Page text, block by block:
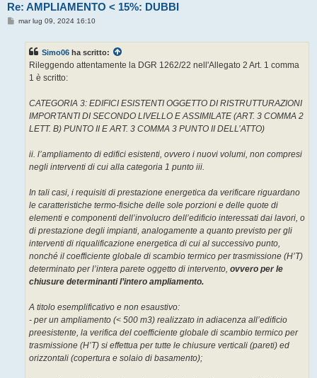
Re: AMPLIAMENTO < 15%: DUBBI
Mmar lug 09, 2024 16:10
Simo06 ha scritto:
Rileggendo attentamente la DGR 1262/22 nell'Allegato 2 Art. 1 comma
1 è scritto:
CATEGORIA 3: EDIFICI ESISTENTI OGGETTO DI RISTRUTTURAZIONI
IMPORTANTI DI SECONDO LIVELLO E ASSIMILATE (ART. 3 COMMA 2
LETT. B) PUNTO II E ART. 3 COMMA 3 PUNTO II DELL’ATTO)
ii. l’ampliamento di edifici esistenti, ovvero i nuovi volumi, non compresi
negli interventi di cui alla categoria 1 punto iii.
In tali casi, i requisiti di prestazione energetica da verificare riguardano
le caratteristiche termo-fisiche delle sole porzioni e delle quote di
elementi e componenti dell’involucro dell’edificio interessati dai lavori, o
di prestazione degli impianti, analogamente a quanto previsto per gli
interventi di riqualificazione energetica di cui al successivo punto,
nonché il coefficiente globale di scambio termico per trasmissione (H’T)
determinato per l’intera parete oggetto di intervento, ovvero per le
chiusure determinanti l’intero ampliamento.
A titolo esemplificativo e non esaustivo:
- per un ampliamento (< 500 m3) realizzato in adiacenza all’edificio
preesistente, la verifica del coefficiente globale di scambio termico per
trasmissione (H’T) si effettua per tutte le chiusure verticali (pareti) ed
orizzontali (copertura e solaio di basamento);